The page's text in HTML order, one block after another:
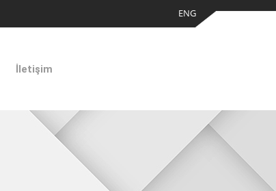
ENG
İletişim